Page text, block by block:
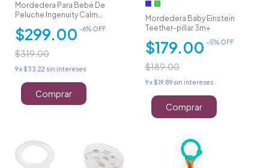
Mordedera Para Bebé De
Peluche Ingenuity Calm
$299.00 -6% OFF
$319.00
9x $33.22 sin intereses
Comprar
Mordedera Baby Einstein
Teether-pillar 3m+
$179.00 -5% OFF
$189.00
9 x $19.89 sin intereses
Comprar